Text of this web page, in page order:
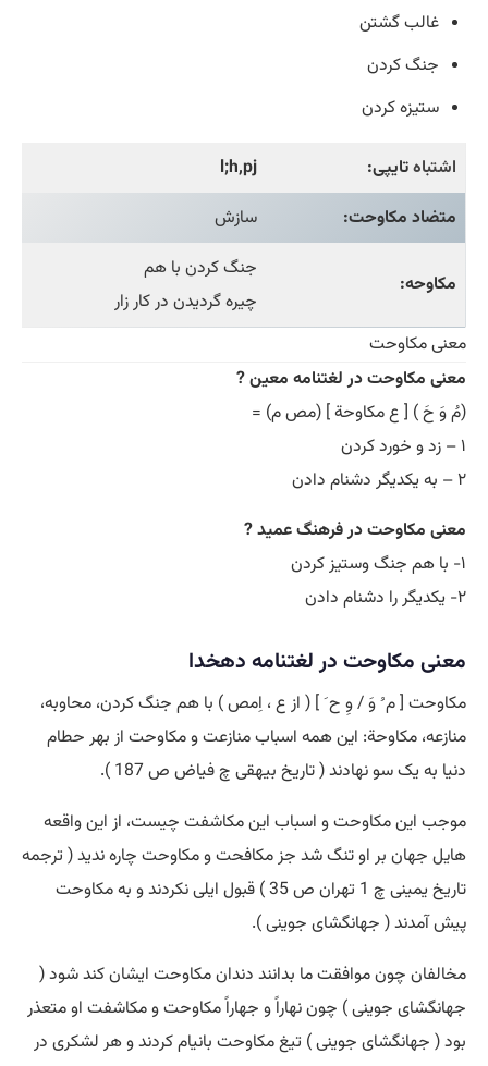
غالب گشتن
جنگ کردن
ستیزه کردن
اشتباهتایپی:
l;h,pj
متضاد مکاوحت:
سازش
مکاوحه:
جنگ کردن با هم
چیره گردیدن در کار زار
معنی مکاوحت
معنی مکاوحت در لغتنامه معین ?
(مُ وَ حَ ) [ ع مکاوحة ] (مص م) =
۱ – زد و خورد کردن
۲ – به یکدیگر دشنام دادن
معنی مکاوحت در فرهنگ عمید ?
۱- با هم جنگ وستیز کردن
۲- یکدیگر را دشنام دادن
معنی مکاوحت در لغتنامه دهخدا
مکاوحت [ م ُ وَ / وِ ح َ ] ( از ع ، اِمص ) با هم جنگ کردن، محاوبه،
منازعه، مکاوحة: این همه اسباب منازعت و مکاوحت از بهر حطام
دنیا به یک سو نهادند ( تاریخ بیهقی چ فیاض ص 187 ).
موجب این مکاوحت و اسباب این مکاشفت چیست، از این واقعه
هایل جهان بر او تنگ شد جز مکافحت و مکاوحت چاره ندید ( ترجمه
تاریخ یمینی چ 1 تهران ص 35 ) قبول ایلی نکردند و به مکاوحت
پیش آمدند ( جهانگشای جوینی ).
مخالفان چون موافقت ما بدانند دندان مکاوحت ایشان کند شود (
جهانگشای جوینی ) چون نهاراً و جهاراً مکاوحت و مکاشفت او متعذر
بود ( جهانگشای جوینی ) تیغ مکاوحت بانیام کردند و هر لشکری در